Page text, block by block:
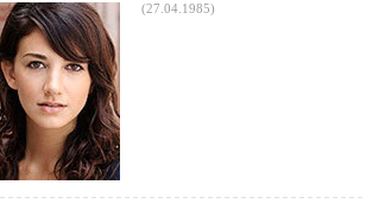
(27.04.1985)